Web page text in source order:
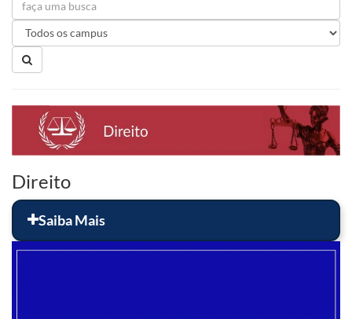
Direito
Saiba Mais